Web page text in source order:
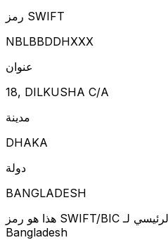
رمز SWIFT
NBLBBDDHXXX
عنوان
18, DILKUSHA C/A
مدينة
DHAKA
دولة
BANGLADESH
Bangladesh